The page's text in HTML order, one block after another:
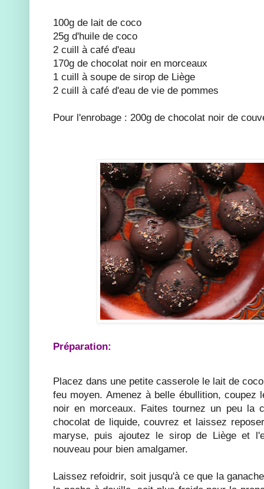
100g de lait de coco
25g d'huile de coco
2 cuill à café d'eau
170g de chocolat noir en morceaux
1 cuill à soupe de sirop de Liège
2 cuill à café d'eau de vie de pommes
Pour l'enrobage : 200g de chocolat noir de
Préparation:
Placez dans une petite casserole le lait de
feu moyen. Amenez à belle ébullition, coupez
noir en morceaux. Faites tournez un peu la
chocolat de liquide, couvrez et laissez
maryse, puis ajoutez le sirop de Liège et
nouveau pour bien amalgamer.
Laissez refoidrir, soit jusqu'à ce que la